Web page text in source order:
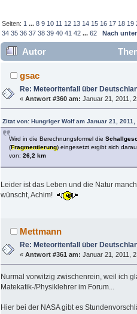
Seiten: 1 ...8 9 10 11 12 13 14 15 16 17 18 19
34 35 36 37 38 39 40 41 42 ...62 Nach
Autor
Deutschland? Feuerkugel
357933 mal)
gsac
Re: Meteoritenfall über
«Antwort #360 am: Januar 21, 2011,
Zitat von: Hungriger Wolf am Januar 21,
Wird in die Berechnungsformel die
(Fragmentierung) eingesetzt ergibt sich
von: 26,2 km
Leider ist das Leben und die Natur
wünscht, Achim!
Mettmann
Re: Meteoritenfall über
«Antwort #361 am: Januar 21, 2011,
Nurmal vorwitzig zwischenrein, weil ich
Matekatik-/Physiklehrer im Forum...
Hier bei der NASA gibt es